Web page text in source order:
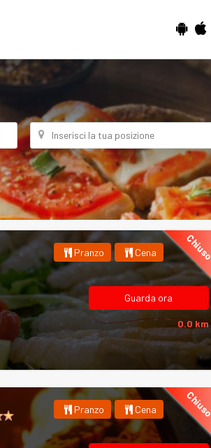
Chiuso
Pranzo Cena
Guarda ora
0.0 km
Chiuso
Pranzo Cena